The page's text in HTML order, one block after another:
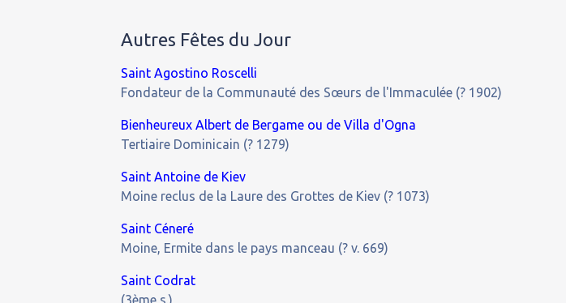
Autres Fêtes du Jour
Saint Agostino Roscelli
Fondateur de la Communauté des Sœurs de l'Immaculée (? 1902)
Bienheureux Albert de Bergame ou de Villa d'Ogna
Tertiaire Dominicain (? 1279)
Saint Antoine de Kiev
Moine reclus de la Laure des Grottes de Kiev (? 1073)
Saint Céneré
Moine, Ermite dans le pays manceau (? v. 669)
Saint Codrat
(3ème s.)